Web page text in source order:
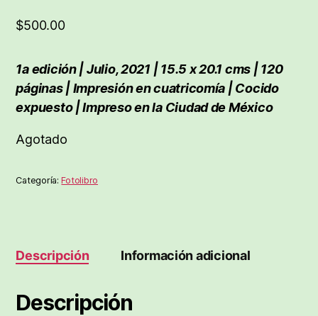
$500.00
1a edición | Julio, 2021 | 15.5 x 20.1 cms | 120
páginas | Impresión en cuatricomía | Cocido
expuesto | Impreso en la Ciudad de México
Agotado
Categoría:Fotolibro
Descripción Información adicional
Descripción